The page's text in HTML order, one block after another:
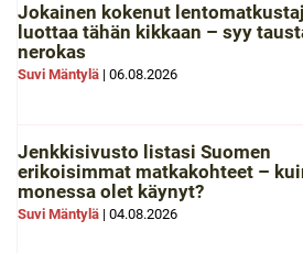
Jokainen kokenut
luottaa tähän kikkaan – syy
nerokas
Suvi Mäntylä | 06.08.2026
Jenkkisivusto listasi Suomen
erikoisimmat matkakohteet –
monessa olet käynyt?
Suvi Mäntylä | 04.08.2026